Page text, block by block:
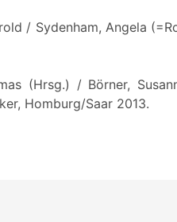
/ Sydenham, Angela
(Hrsg.) / Börner,
Homburg/Saar 2013.